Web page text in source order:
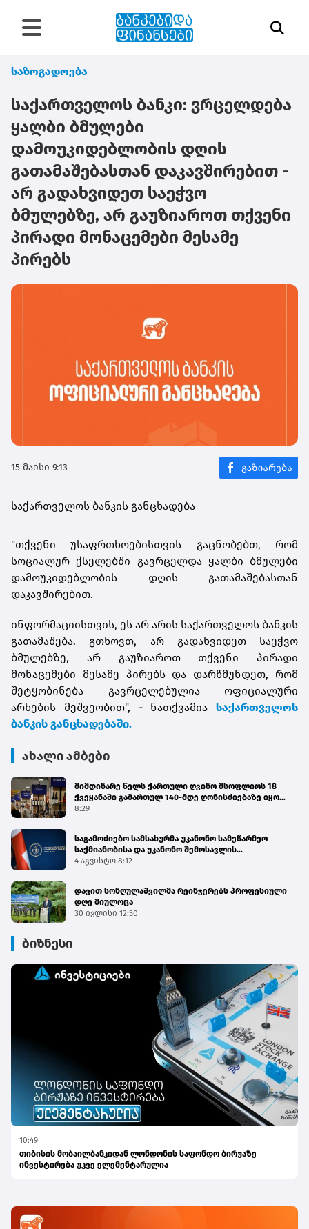
საზოგადოება
საქართველოს ბანკი: ვრცელდება
ყალბი ბმულები
დამოუკიდებლობის დღის
გათამაშებასთან დაკავშირებით -
არ გადახვიდეთ საეჭვო
ბმულებზე, არ გაუზიაროთ თქვენი
პირადი მონაცემები მესამე
პირებს
15 მაისი 9:13
საქართველოს ბანკის განცხადება
"თქვენი უსაფრთხოებისთვის გაცნობებთ, რომ
სოციალურ ქსელებში გავრცელდა ყალბი ბმულები
დამოუკიდებლობის დღის გათამაშებასთან
დაკავშირებით.
ინფორმაციისთვის, ეს არ არის საქართველოს ბანკის
გათამაშება. გთხოვთ, არ გადახვიდეთ საეჭვო
ბმულებზე, არ გაუზიაროთ თქვენი პირადი
მონაცემები მესამე პირებს და დარწმუნდეთ, რომ
შეტყობინება გავრცელებულია ოფიციალური
არხების მეშვეობით", - ნათქვამია
საქართველოს
ბანკის განცხადებაში.
ახალი ამბები
მიმდინარე წელს ქართული ღვინო მსოფლიოს 18
ქვეყანაში გამართულ 140-მდე ღონისძიებაზე იყო
წარმოდგენილი
8:29
საგამოძიებო სამსახურმა უკანონო სამეწარმეო
საქმიანობისა და უკანონო შემოსავლის
ლეგალიზაციის ფაქტებზე 4 პირი დააკავა
4 აგვისტო 8:12
დავით სონღულაშვილმა რეინჯერებს პროფესიული
დღე მიულოცა
30 ივლისი 12:50
ბიზნესი
10:49
თიბისის მობაილბანკიდან ლონდონის საფონდო ბირჟაზე
ინვესტირება უკვე ელემენტარულია